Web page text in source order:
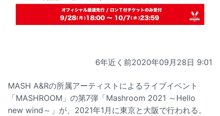
6年近く前2020年09月28日 9:01
MASH A&Rの所属アーティストによるライブイベント
「MASHROOM」の第7弾「Mashroom 2021 ～Hello
new wind～」が、2021年1月に東京と大阪で行われる。